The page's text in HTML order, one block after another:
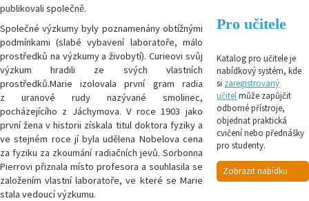
publikovali společně.
Společné výzkumy byly poznamenány obtížnými
podmínkami (slabé vybavení laboratoře, málo
prostředků na výzkumy a živobytí). Curieovi svůj
výzkum hradili ze svých vlastních
prostředků.Marie izolovala první gram radia
z uranové rudy nazývané smolinec,
pocházejícího z Jáchymova. V roce 1903 jako
první žena v historii získala titul doktora fyziky a
ve stejném roce jí byla udělena Nobelova cena
za fyziku za zkoumání radiačních jevů. Sorbonna
Pierrovi přiznala místo profesora a souhlasila se
založením vlastní laboratoře, ve které se Marie
stala vedoucí výzkumu.
Pro učitele
Katalog pro učitele je
nabídkový systém, kde
si zaregistrovaný
učitelmůže zapůjčit
odborné přístroje,
objednat praktická
cvičení nebo přednášky
pro studenty.
Zobrazit nabídku